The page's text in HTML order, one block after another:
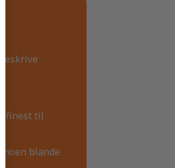
finest til
noen blande